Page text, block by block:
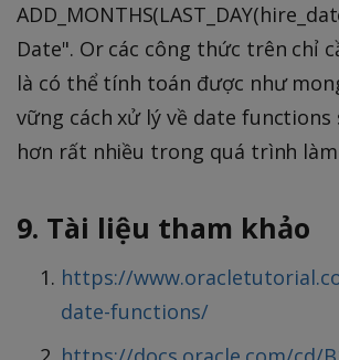
Date". Or các công thức trên chỉ
là có thể tính toán được như
vững cách xử lý về date
hơn rất nhiều trong quá trình làm
9. Tài liệu tham khảo
https://
date-functions/